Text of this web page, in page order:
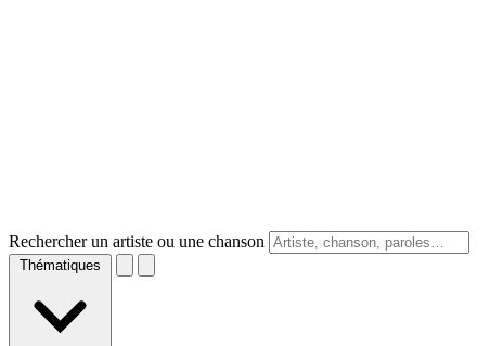
Rechercher un artiste ou une chanson
Thématiques